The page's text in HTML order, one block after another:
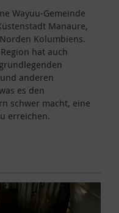
Wayuu-Gemeinde
Manaure,
Kolumbiens.
hat auch
anderen
es den
schwer macht, eine
erreichen.